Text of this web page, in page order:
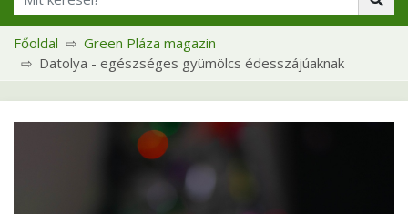
Főoldal
Green Pláza magazin
Datolya - egészséges gyümölcs édesszájúaknak